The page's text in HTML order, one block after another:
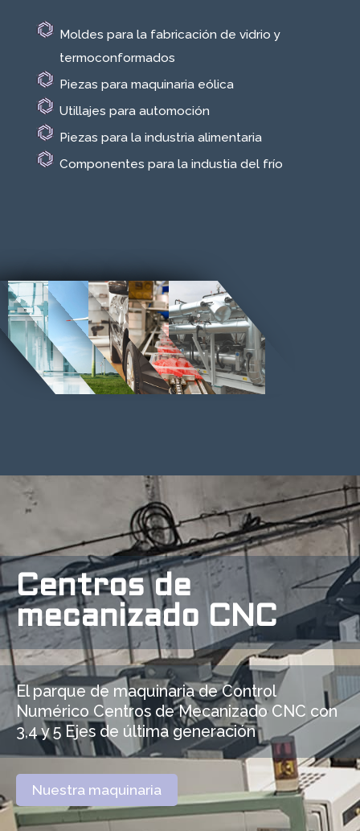
Moldes para la fabricación de vidrio y
termoconformados
Piezas para maquinaria eólica
Utillajes para automoción
Piezas para la industria alimentaria
Componentes para la industia del frío
Centros de
mecanizado CNC
El parque de maquinaria de Control
Numérico Centros de Mecanizado CNC con
3,4 y 5 Ejes de última generación
Nuestra maquinaria